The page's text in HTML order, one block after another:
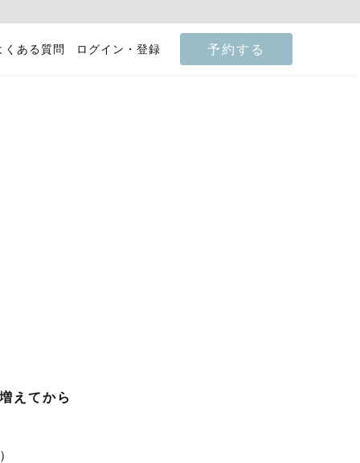
くある質問 ログイン・登録 予約する
えてから